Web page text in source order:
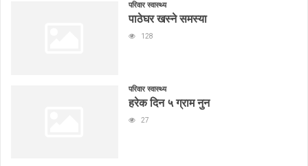
परिवार स्वास्थ्य
पाठेघर खस्ने समस्या
128
परिवार स्वास्थ्य
हरेक दिन ५ ग्राम नुन
27